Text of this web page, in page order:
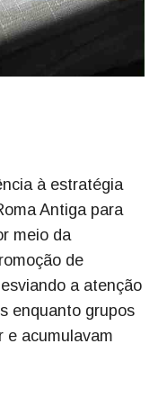
à estratégia
Antiga para
meio da
de
a atenção
enquanto grupos
e acumulavam